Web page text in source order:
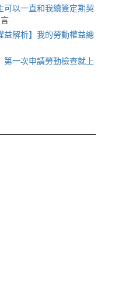
可以一直和我續簽定期契
益解析】我的勞動權益總
第一次申請勞動檢查就上